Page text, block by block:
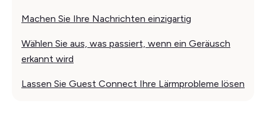
Machen Sie Ihre Nachrichten einzigartig
Wählen Sie aus, was passiert, wenn ein Geräusch
erkannt wird
Lassen Sie Guest Connect Ihre Lärmprobleme lösen